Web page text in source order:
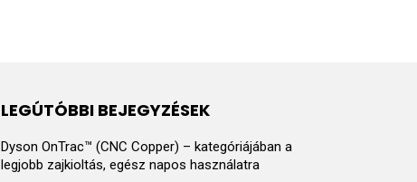
LEGÚTÓBBI BEJEGYZÉSEK
Dyson OnTrac™ (CNC Copper) – kategóriájában a
legjobb zajkioltás, egész napos használatra